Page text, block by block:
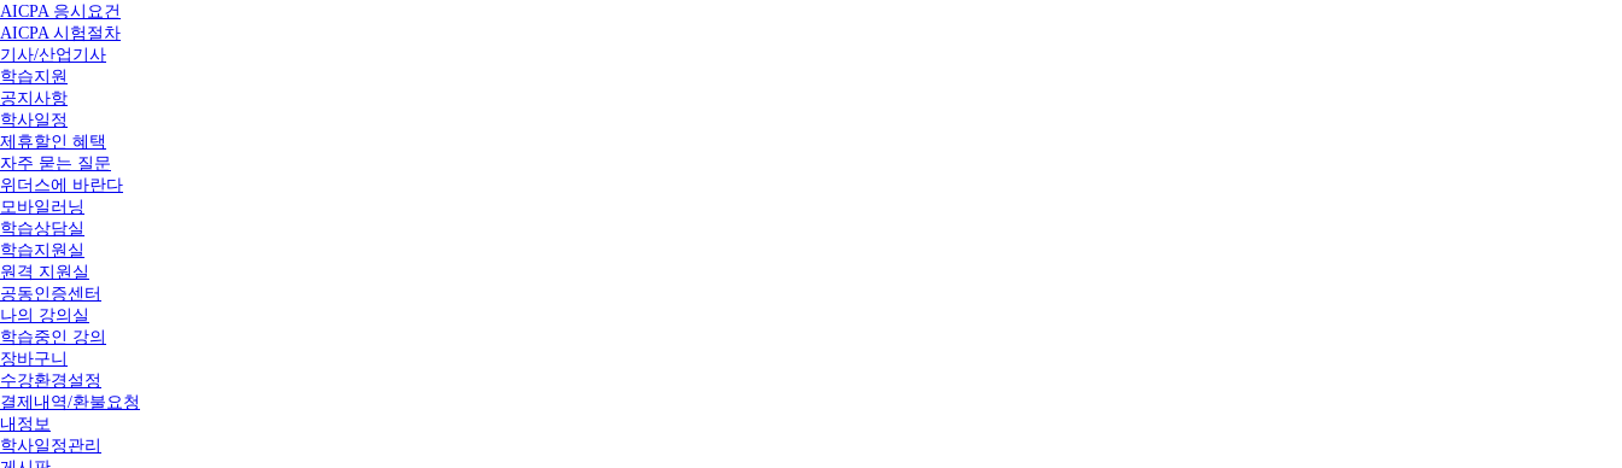
AICPA 응시요건
AICPA 시험절차
기사/산업기사
학습지원
공지사항
학사일정
제휴할인 혜택
자주 묻는 질문
위더스에 바란다
모바일러닝
학습상담실
학습지원실
원격 지원실
공동인증센터
나의 강의실
학습중인 강의
장바구니
수강환경설정
결제내역/환불요청
내정보
학사일정관리